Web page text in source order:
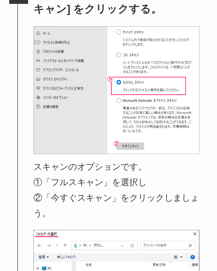
キャン] をクリックする。
スキャンのオプションです。
①「フルスキャン」を選択し
②「今すぐスキャン」をクリックしましょ
う。